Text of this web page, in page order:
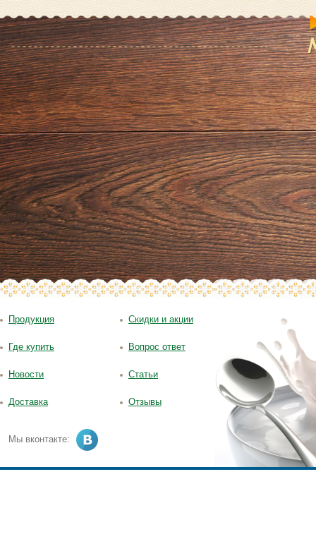
Продукция
Где купить
Новости
Доставка
Скидки и акции
Вопрос ответ
Статьи
Отзывы
Мы вконтакте: